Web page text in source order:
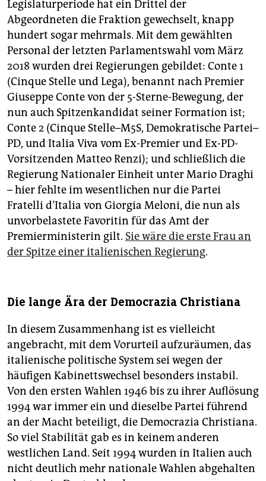
Legislaturperiode hat ein Drittel der
Abgeordneten die Fraktion gewechselt, knapp
hundert sogar mehrmals. Mit dem gewählten
Personal der letzten Parlamentswahl vom März
2018 wurden drei Regierungen gebildet: Conte 1
(Cinque Stelle und Lega), benannt nach Premier
Giuseppe Conte von der 5-Sterne-Bewegung, der
nun auch Spitzenkandidat seiner Formation ist;
Conte 2 (Cinque Stelle–M5S, Demokratische Partei–
PD, und Italia Viva vom Ex-Premier und Ex-PD-
Vorsitzenden Matteo Renzi); und schließlich die
Regierung Nationaler Einheit unter Mario Draghi
– hier fehlte im wesentlichen nur die Partei
Fratelli d’Italia von Giorgia Meloni, die nun als
unvorbelastete Favoritin für das Amt der
Premierministerin gilt. Sie wäre die erste Frau an
der Spitze einer italienischen Regierung.
Die lange Ära der Democrazia Christiana
In diesem Zusammenhang ist es vielleicht
angebracht, mit dem Vorurteil aufzuräumen, das
italienische politische System sei wegen der
häufigen Kabinettswechsel besonders instabil.
Von den ersten Wahlen 1946 bis zu ihrer Auflösung
1994 war immer ein und dieselbe Partei führend
an der Macht beteiligt, die Democrazia Christiana.
So viel Stabilität gab es in keinem anderen
westlichen Land. Seit 1994 wurden in Italien auch
nicht deutlich mehr nationale Wahlen abgehalten